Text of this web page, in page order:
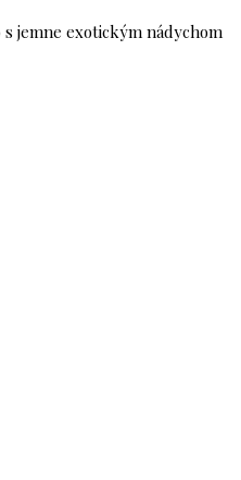
s jemne exotickým nádychom